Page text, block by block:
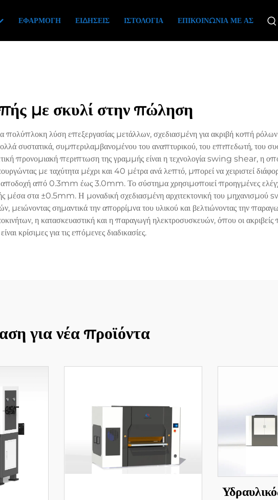
ΕΦΑΡΜΟΓΉ ΕΙΔΉΣΕΙΣ ΙΣΤΟΛΌΓΙΑ ΕΠΙΚΟΙΝΩΝΊΑ ΜΕ ΑΣ
με σκυλί στην πώληση
λύση επεξεργασίας μετάλλων, σχεδιασμένη για ακριβή κοπή
συστατικά, συμπεριλαμβανομένου του αναπτυρικού, του επιπεδωτή, του
προνομιακή περιπτωση της γραμμής είναι η τεχνολογία swing shear, η
με ταχύτητα μέχρι και 40 μέτρα ανά λεπτό, μπορεί να χειριστεί
αποδοχή από 0.3mm έως 3.0mm. Το σύστημα χρησιμοποιεί προηγμένες
μέσα στα ±0.5mm. Η μοναδική σχεδιασμένη αρχιτεκτονική του
μειώνοντας σημαντικά την απορρίμνα του υλικού και βελτιώνοντας την
η κατασκευαστική και η παραγωγή ηλεκτροσυσκευών, όπου οι
κρίσιμες για τις επόμενες διαδικασίες.
για νέα προϊόντα